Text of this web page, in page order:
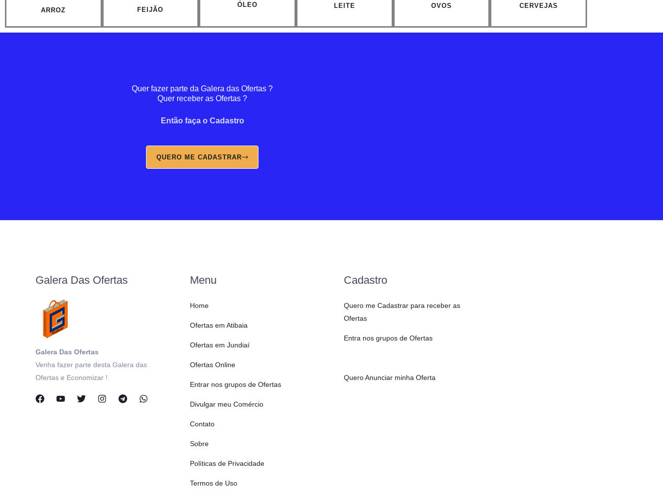
ARROZ FEIJÃO
ÓLEO LEITE OVOS CERVEJAS
Quer fazer parte da Galera das Ofertas ?
Quer receber as Ofertas ?
Então faça o Cadastro
QUERO ME CADASTRAR
Galera Das Ofertas
Galera Das Ofertas
Venha fazer parte desta Galera das
Ofertas e Economizar !
Menu
Home
Ofertas em Atibaia
Ofertas em Jundiaí
Ofertas Online
Entrar nos grupos de Ofertas
Divulgar meu Comércio
Contato
Sobre
Políticas de Privacidade
Termos de Uso
Cadastro
Quero me Cadastrar para receber as
Ofertas
Entra nos grupos de Ofertas
Quero Anunciar minha Oferta